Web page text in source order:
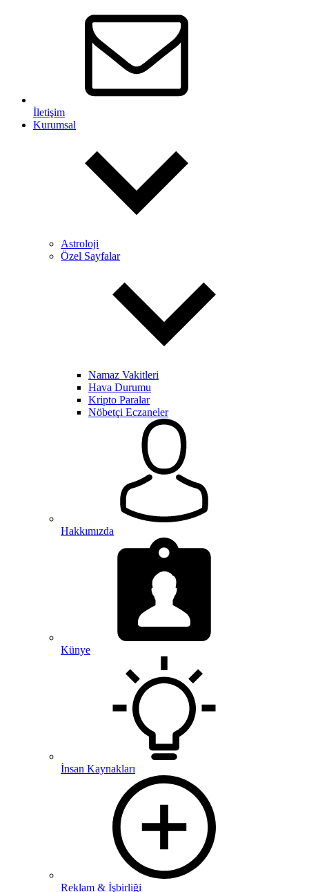
İletişim
Kurumsal
Astroloji
Özel Sayfalar
Namaz Vakitleri
Hava Durumu
Kripto Paralar
Nöbetçi Eczaneler
Hakkımızda
Künye
İnsan Kaynakları
Reklam & İşbirliği